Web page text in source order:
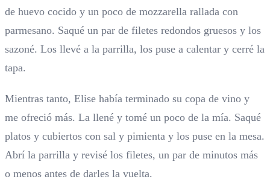
de huevo cocido y un poco de mozzarella rallada con
parmesano. Saqué un par de filetes redondos gruesos y los
sazoné. Los llevé a la parrilla, los puse a calentar y cerré la
tapa.
Mientras tanto, Elise había terminado su copa de vino y
me ofreció más. La llené y tomé un poco de la mía. Saqué
platos y cubiertos con sal y pimienta y los puse en la mesa.
Abrí la parrilla y revisé los filetes, un par de minutos más
o menos antes de darles la vuelta.